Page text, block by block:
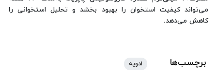
می‌تواند کیفیت استخوان را بهبود بخشد و تحلیل استخوانی را
کاهش می‌دهد.
برچسب‌ها ادویه